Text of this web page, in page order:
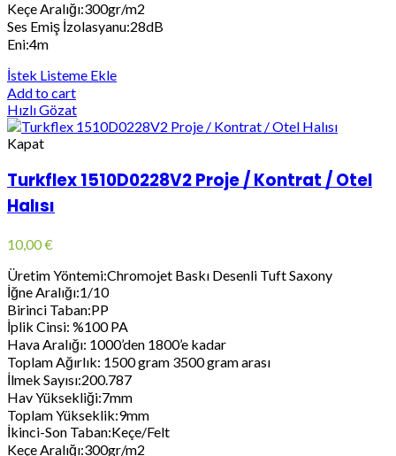
Keçe Aralığı:300gr/m2
Ses Emiş İzolasyanu:28dB
Eni:4m
İstek Listeme Ekle
Add to cart
Hızlı Gözat
Kapat
Turkflex 1510D0228V2 Proje / Kontrat / Otel
Halısı
10,00€
Üretim Yöntemi:Chromojet Baskı Desenli Tuft Saxony
İğne Aralığı:1/10
Birinci Taban:PP
İplik Cinsi: %100 PA
Hava Aralığı: 1000’den 1800’e kadar
Toplam Ağırlık: 1500 gram 3500 gram arası
İlmek Sayısı:200.787
Hav Yüksekliği:7mm
Toplam Yükseklik:9mm
İkinci-Son Taban:Keçe/Felt
Keçe Aralığı:300gr/m2